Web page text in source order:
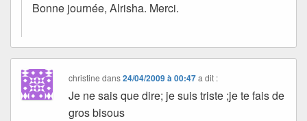
Bonne journée, Alrisha. Merci.
christine dans24/04/2009 à 00:47 a dit :
Je ne sais que dire; je suis triste ;je te fais de
gros bisous